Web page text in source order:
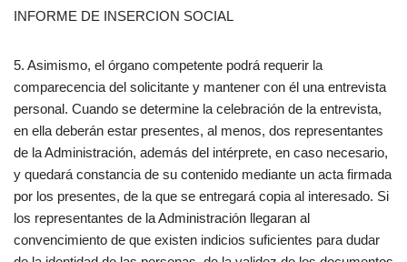
INFORME DE INSERCION SOCIAL
5. Asimismo, el órgano competente podrá requerir la
comparecencia del solicitante y mantener con él una entrevista
personal. Cuando se determine la celebración de la entrevista,
en ella deberán estar presentes, al menos, dos representantes
de la Administración, además del intérprete, en caso necesario,
y quedará constancia de su contenido mediante un acta firmada
por los presentes, de la que se entregará copia al interesado. Si
los representantes de la Administración llegaran al
convencimiento de que existen indicios suficientes para dudar